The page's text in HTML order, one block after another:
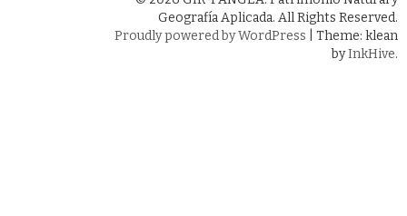
Geografía Aplicada. All Rights Reserved.
Proudly powered by WordPress
Theme: klean
byInkHive.